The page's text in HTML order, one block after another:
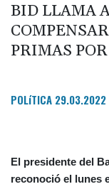
BID LLAMA
PRIMAS
POLíTICA 29.03.2022
El presidente del
reconoció el lunes